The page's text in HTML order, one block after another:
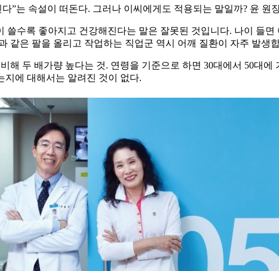
”는 속설이 떠돈다. 그러나 이씨에게도 적용되는 말일까? 윤 원
수록 좋아지고 건강해진다는 말은 잘못된 것입니다. 나이 들
같은 팔을 올리고 작업하는 직업군 역시 어깨 질환이 자주 발생
두 배가량 높다는 것. 연령을 기준으로 하면 30대에서 50대에
지에 대해서는 알려진 것이 없다.